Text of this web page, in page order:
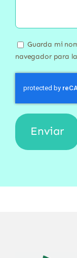
Guarda mi
navegador para